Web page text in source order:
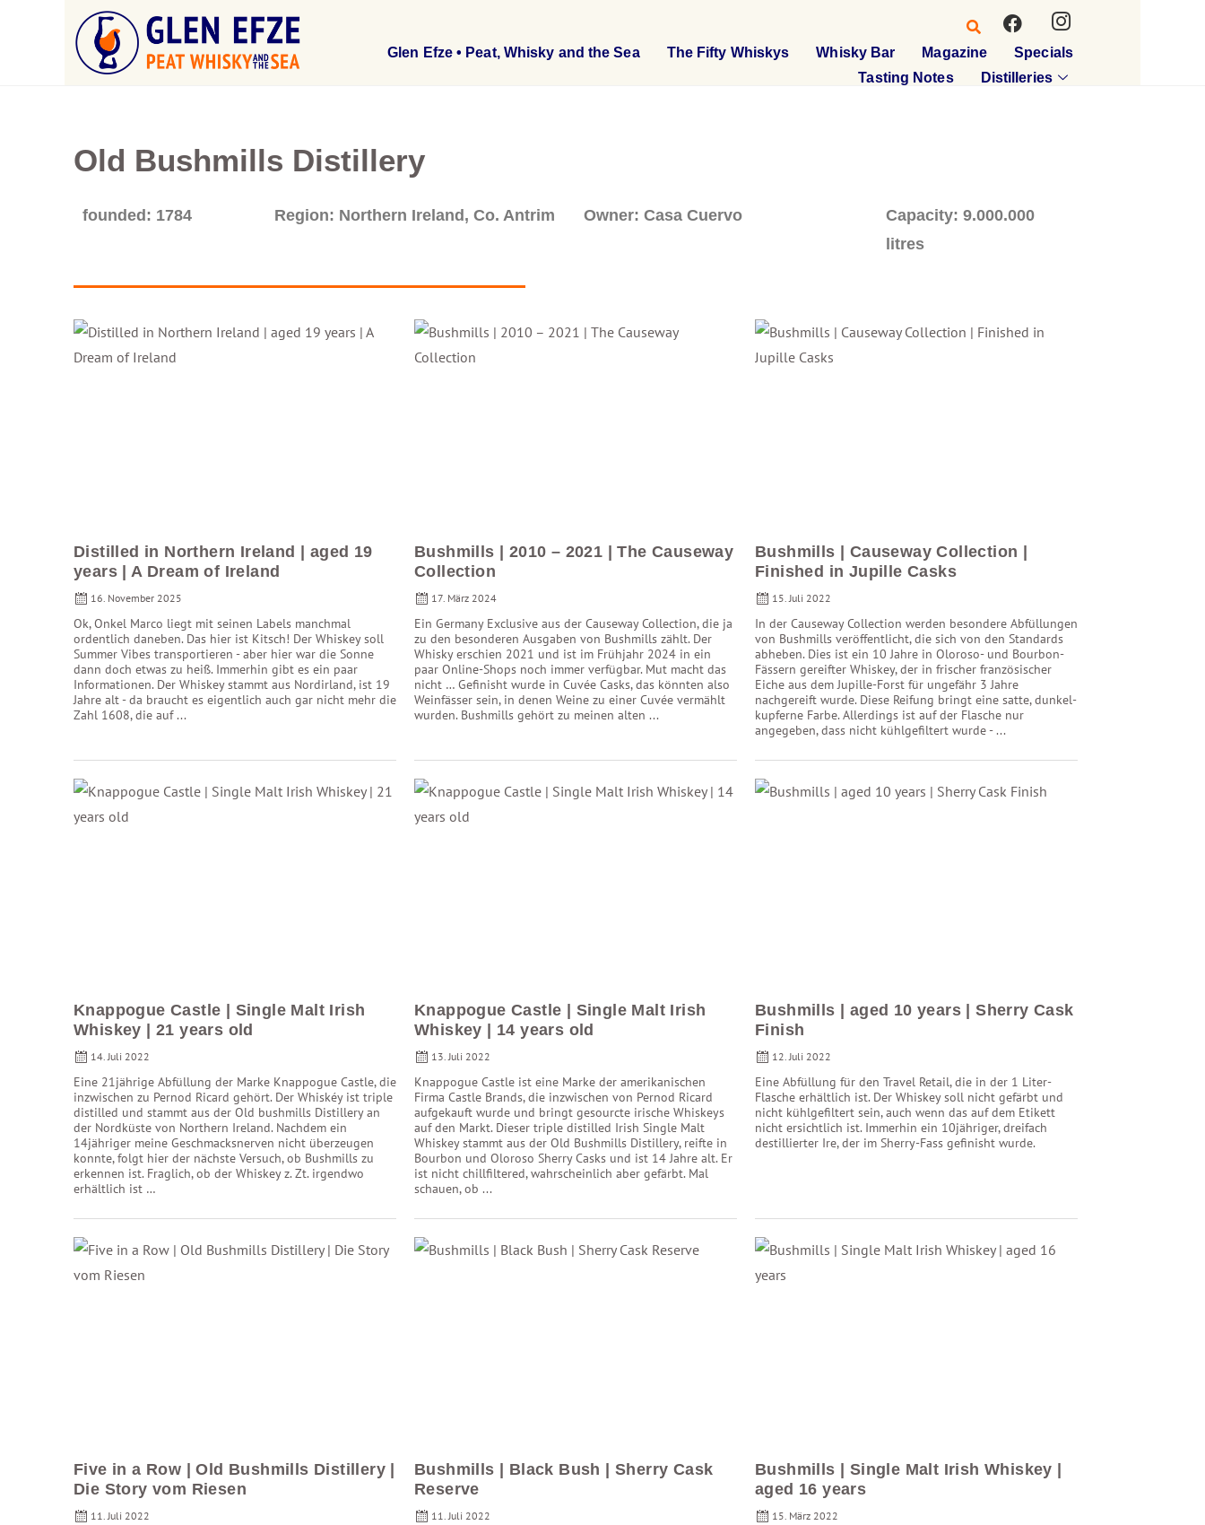
Glen Efze • Peat, Whisky and the Sea The Fifty Whiskys Whisky Bar Magazine
Specials
Tasting Notes
Distilleries
Old Bushmills Distillery
founded: 1784 Region: Northern Ireland, Co. Antrim Owner: Casa Cuervo
Capacity: 9.000.000
litres
Distilled in Northern Ireland | aged 19
years | A Dream of Ireland
16. November 2025
Ok, Onkel Marco liegt mit seinen Labels manchmal
ordentlich daneben. Das hier ist Kitsch! Der Whiskey soll
Summer Vibes transportieren - aber hier war die Sonne
dann doch etwas zu heiß. Immerhin gibt es ein paar
Informationen. Der Whiskey stammt aus Nordirland, ist 19
Jahre alt - da braucht es eigentlich auch gar nicht mehr die
Zahl 1608, die auf ...
Bushmills | 2010 – 2021 | The Causeway
Collection
17. März 2024
Ein Germany Exclusive aus der Causeway Collection, die ja
zu den besonderen Ausgaben von Bushmills zählt. Der
Whisky erschien 2021 und ist im Frühjahr 2024 in ein
paar Online-Shops noch immer verfügbar. Mut macht das
nicht … Gefinisht wurde in Cuvée Casks, das könnten also
Weinfässer sein, in denen Weine zu einer Cuvée vermählt
wurden. Bushmills gehört zu meinen alten ...
Bushmills | Causeway Collection |
Finished in Jupille Casks
15. Juli 2022
In der Causeway Collection werden besondere Abfüllungen
von Bushmills veröffentlicht, die sich von den Standards
abheben. Dies ist ein 10 Jahre in Oloroso- und Bourbon-
Fässern gereifter Whiskey, der in frischer französischer
Eiche aus dem Jupille-Forst für ungefähr 3 Jahre
nachgereift wurde. Diese Reifung bringt eine satte, dunkel-
kupferne Farbe. Allerdings ist auf der Flasche nur
angegeben, dass nicht kühlgefiltert wurde - ...
Knappogue Castle | Single Malt Irish
Whiskey | 21 years old
14. Juli 2022
Eine 21jährige Abfüllung der Marke Knappogue Castle, die
inzwischen zu Pernod Ricard gehört. Der Whiskéy ist triple
distilled und stammt aus der Old bushmills Distillery an
der Nordküste von Northern Ireland. Nachdem ein
14jähriger meine Geschmacksnerven nicht überzeugen
konnte, folgt hier der nächste Versuch, ob Bushmills zu
erkennen ist. Fraglich, ob der Whiskey z. Zt. irgendwo
erhältlich ist …
Knappogue Castle | Single Malt Irish
Whiskey | 14 years old
13. Juli 2022
Knappogue Castle ist eine Marke der amerikanischen
Firma Castle Brands, die inzwischen von Pernod Ricard
aufgekauft wurde und bringt gesourcte irische Whiskeys
auf den Markt. Dieser triple distilled Irish Single Malt
Whiskey stammt aus der Old Bushmills Distillery, reifte in
Bourbon und Oloroso Sherry Casks und ist 14 Jahre alt. Er
ist nicht chillfiltered, wahrscheinlich aber gefärbt. Mal
schauen, ob ...
Bushmills | aged 10 years | Sherry Cask
Finish
12. Juli 2022
Eine Abfüllung für den Travel Retail, die in der 1 Liter-
Flasche erhältlich ist. Der Whiskey soll nicht gefärbt und
nicht kühlgefiltert sein, auch wenn das auf dem Etikett
nicht ersichtlich ist. Immerhin ein 10jähriger, dreifach
destillierter Ire, der im Sherry-Fass gefinisht wurde.
Five in a Row | Old Bushmills Distillery |
Die Story vom Riesen
11. Juli 2022
Bushmills | Black Bush | Sherry Cask
Reserve
11. Juli 2022
Bushmills | Single Malt Irish Whiskey |
aged 16 years
15. März 2022